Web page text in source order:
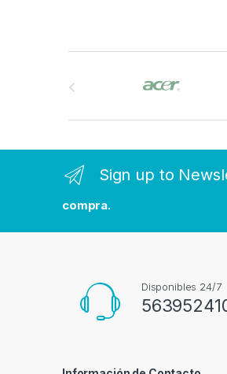
Sign up to
compra.
Disponibles 24/7